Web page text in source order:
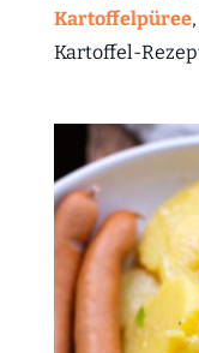
Kartoffelpüree
Kartoffel-